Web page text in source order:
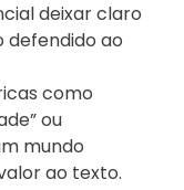
deixar claro
defendido ao
como
ou
mundo
ao texto.